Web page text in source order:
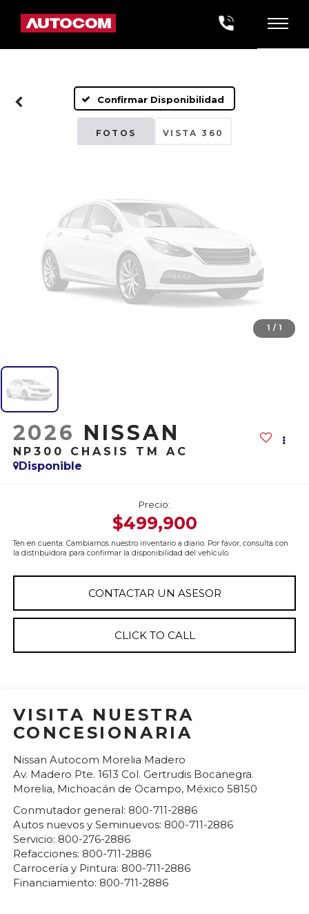
Confirmar Disponibilidad
FOTOS VISTA 360
Fotos No
Disponibles
Por favor, revise luego
1 / 1
2026 NISSAN
NP300 CHASIS TM AC
Disponible
Precio:
$499,900
Ten en cuenta: Cambiamos nuestro inventario a diario. Por favor, consulta con
la distribuidora para confirmar la disponibilidad del vehículo.
CONTACTAR UN ASESOR
CLICK TO CALL
VISITA NUESTRA
CONCESIONARIA
Nissan Autocom Morelia Madero
Av. Madero Pte. 1613 Col. Gertrudis Bocanegra.
Morelia, Michoacán de Ocampo, México 58150
Conmutador general: 800-711-2886
Autos nuevos y Seminuevos: 800-711-2886
Servicio: 800-276-2886
Refacciones: 800-711-2886
Carrocería y Pintura: 800-711-2886
Financiamiento: 800-711-2886